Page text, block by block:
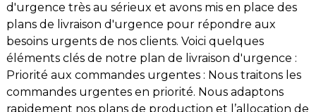
d'urgence très au sérieux et avons mis en place des
plans de livraison d'urgence pour répondre aux
besoins urgents de nos clients. Voici quelques
éléments clés de notre plan de livraison d'urgence :
Priorité aux commandes urgentes : Nous traitons les
commandes urgentes en priorité. Nous adaptons
rapidement nos plans de production et l’allocation de